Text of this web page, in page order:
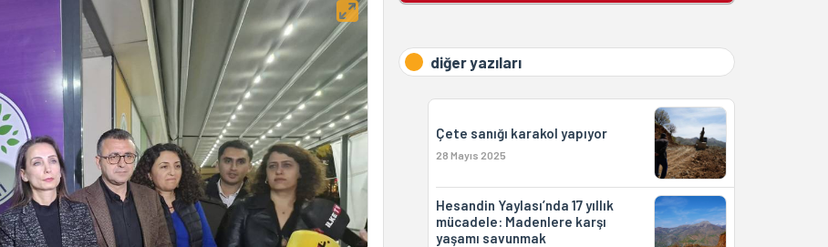
diğer yazıları
Çete sanığı karakol yapıyor
28 Mayıs 2025
Hesandin Yaylası’nda 17 yıllık
mücadele: Madenlere karşı
yaşamı savunmak